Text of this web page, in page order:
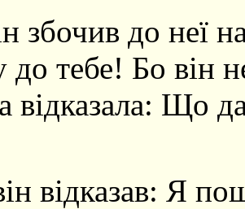
збочив до неї
до тебе! Бо він
відказала: Що
відказав: Я